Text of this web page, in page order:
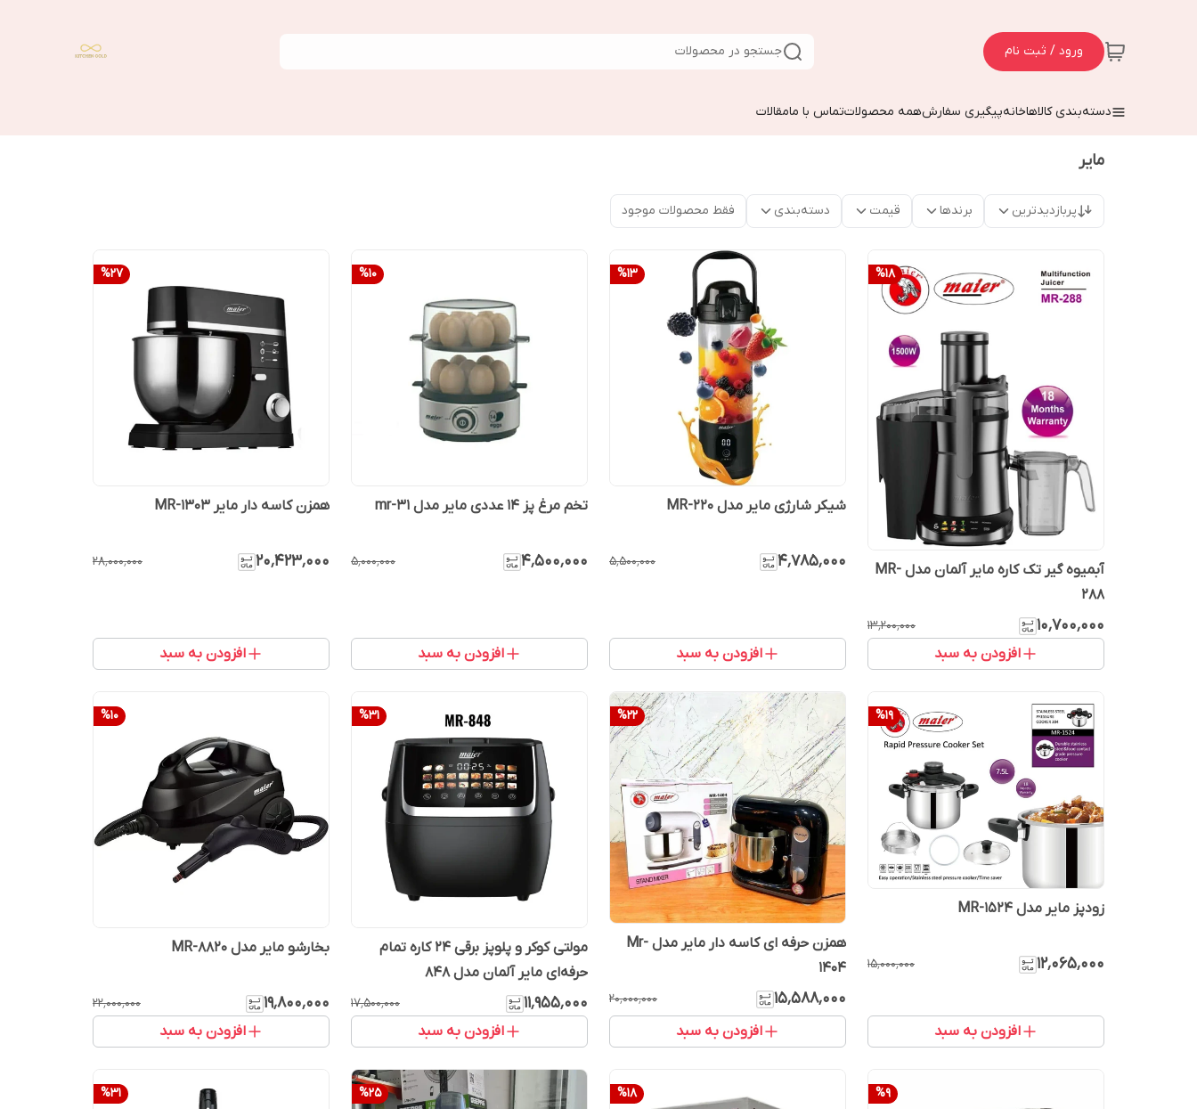
ورود / ثبت نام جستجو در محصولات
دسته‌بندی کالاهاخانهپیگیری سفارشهمه محصولاتتماس با مامقالات
مایر
پربازدیدترین برندها قیمت دسته‌بندی فقط محصولات موجود
%18
آبمیوه گیر تک کاره مایر آلمان مدل MR-
288
۱۰٬۷۰۰٬۰۰۰ ۱۳٬۲۰۰٬۰۰۰
افزودن به سبد
%13
شیکر شارژی مایر مدل MR-220
۴٬۷۸۵٬۰۰۰ ۵٬۵۰۰٬۰۰۰
افزودن به سبد
%10
تخم مرغ پز 14 عددی مایر مدل mr-31
۴٬۵۰۰٬۰۰۰ ۵٬۰۰۰٬۰۰۰
افزودن به سبد
%27
همزن کاسه دار مایر MR-1303
۲۰٬۴۲۳٬۰۰۰ ۲۸٬۰۰۰٬۰۰۰
افزودن به سبد
%19
زودپز مایر مدل MR-1524
۱۲٬۰۶۵٬۰۰۰ ۱۵٬۰۰۰٬۰۰۰
افزودن به سبد
%22
همزن حرفه ای کاسه دار مایر مدل Mr-
1404
۱۵٬۵۸۸٬۰۰۰ ۲۰٬۰۰۰٬۰۰۰
افزودن به سبد
%31
مولتی کوکر و پلوپز برقی 24 کاره تمام
حرفه‌ای مایر آلمان مدل 848
۱۱٬۹۵۵٬۰۰۰ ۱۷٬۵۰۰٬۰۰۰
افزودن به سبد
%10
بخارشو مایر مدل MR-8820
۱۹٬۸۰۰٬۰۰۰ ۲۲٬۰۰۰٬۰۰۰
افزودن به سبد
%9
%18
%25
%31